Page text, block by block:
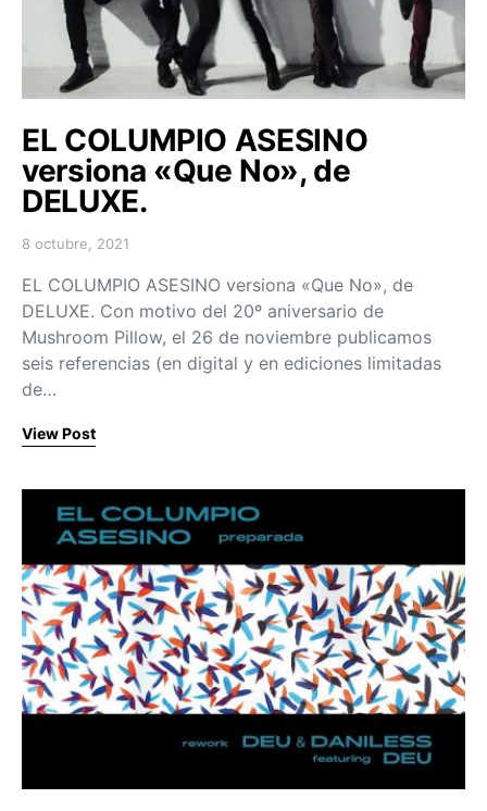
EL COLUMPIO ASESINO
versiona «Que No», de
DELUXE.
Posted on
8 octubre, 2021
EL COLUMPIO ASESINO versiona «Que No», de
DELUXE. Con motivo del 20º aniversario de
Mushroom Pillow, el 26 de noviembre publicamos
seis referencias (en digital y en ediciones limitadas
de…
View Post